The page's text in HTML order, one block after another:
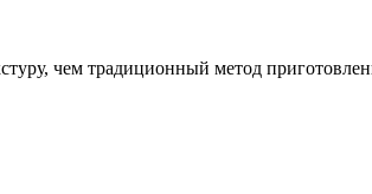
чем традиционный метод